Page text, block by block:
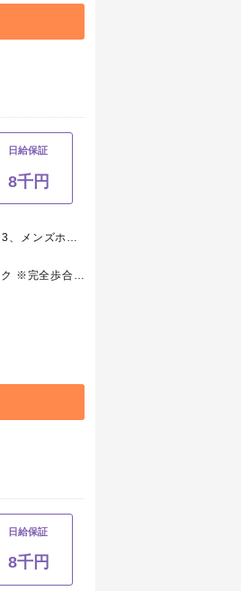
日給保証
8千円
1、メンズホスト(レギュラー) 2、メンズホスト(準レギュラー・週4～5) 3、メンズホスト(アルバイト・週1～) 4、ホールスタッフ(ボーイ・レギュラー) 5、ホールスタッフ(ボーイ・アルバイト)
1、メンズホスト(レギュラー) 月給250,000円～+歩合給+賞金+指名バック ※完全歩合/最低55%～100% ※研修期間日給8,000円 2、メンズホスト(準レギュラー・週4～5) 日給月給～+歩合給+賞金+指名バック ※完全歩合/最低54%～100% 3、メンズホスト(アルバイト・週1～) 時給1,000円～+歩合給+賞金+指名バック 4、ホールスタッフ(ボーイ・レギュラー) 月給175,000円～+交通費+能力給 5、ホールスタッフ(ボーイ・アルバイト) 時給850円～+能力給
日給保証
8千円